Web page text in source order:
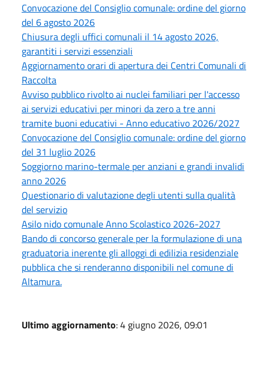
Convocazione del Consiglio comunale: ordine del giorno
del 6 agosto 2026
Chiusura degli uffici comunali il 14 agosto 2026,
garantiti i servizi essenziali
Aggiornamento orari di apertura dei Centri Comunali di
Raccolta
Avviso pubblico rivolto ai nuclei familiari per l'accesso
ai servizi educativi per minori da zero a tre anni
tramite buoni educativi - Anno educativo 2026/2027
Convocazione del Consiglio comunale: ordine del giorno
del 31 luglio 2026
Soggiorno marino-termale per anziani e grandi invalidi
anno 2026
Questionario di valutazione degli utenti sulla qualità
del servizio
Asilo nido comunale Anno Scolastico 2026-2027
Bando di concorso generale per la formulazione di una
graduatoria inerente gli alloggi di edilizia residenziale
pubblica che si renderanno disponibili nel comune di
Altamura.
Ultimo aggiornamento: 4 giugno 2026, 09:01